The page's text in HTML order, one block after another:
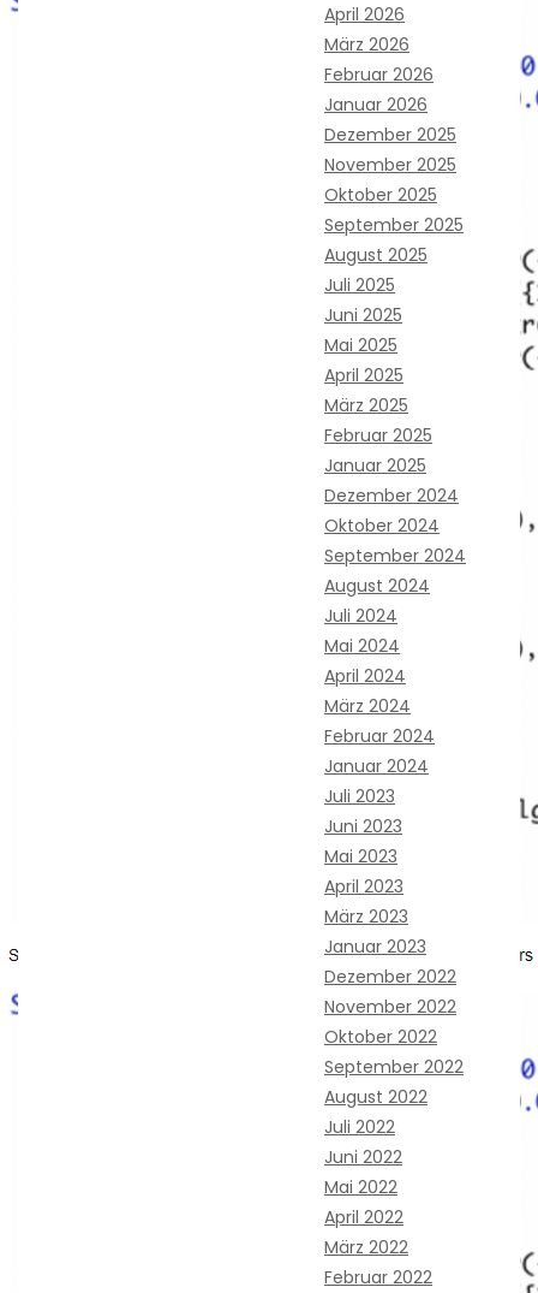
April 2026
März 2026
Februar 2026
Januar 2026
Dezember 2025
November 2025
Oktober 2025
September 2025
August 2025
Juli 2025
Juni 2025
Mai 2025
April 2025
März 2025
Februar 2025
Januar 2025
Dezember 2024
Oktober 2024
September 2024
August 2024
Juli 2024
Mai 2024
April 2024
März 2024
Februar 2024
Januar 2024
Juli 2023
Juni 2023
Mai 2023
April 2023
März 2023
Januar 2023
Dezember 2022
November 2022
Oktober 2022
September 2022
August 2022
Juli 2022
Juni 2022
Mai 2022
April 2022
März 2022
Februar 2022